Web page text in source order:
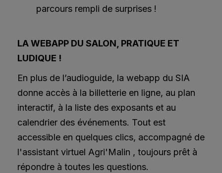
parcours rempli de surprises !
LA WEBAPP DU SALON, PRATIQUE ET
LUDIQUE !
En plus de l’audioguide, la webapp du SIA
donne accès à la billetterie en ligne, au plan
interactif, à la liste des exposants et au
calendrier des événements. Tout est
accessible en quelques clics, accompagné de
l'assistant virtuel Agri'Malin , toujours prêt à
répondre à toutes les questions.